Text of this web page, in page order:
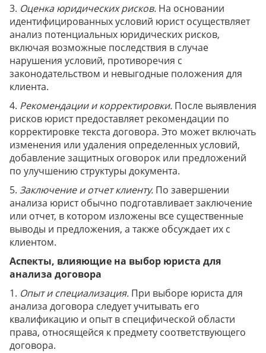
3. Оценка юридических рисков. На основании
идентифицированных условий юрист осуществляет
анализ потенциальных юридических рисков,
включая возможные последствия в случае
нарушения условий, противоречия с
законодательством и невыгодные положения для
клиента.
4. Рекомендации и корректировки. После выявления
рисков юрист предоставляет рекомендации по
корректировке текста договора. Это может включать
изменения или удаления определенных условий,
добавление защитных оговорок или предложений
по улучшению структуры документа.
5. Заключение и отчет клиенту. По завершении
анализа юрист обычно подготавливает заключение
или отчет, в котором изложены все существенные
выводы и предложения, а также обсуждает их с
клиентом.
Аспекты, влияющие на выбор юриста для
анализа договора
1. Опыт и специализация. При выборе юриста для
анализа договора следует учитывать его
квалификацию и опыт в специфической области
права, относящейся к предмету соответствующего
договора.